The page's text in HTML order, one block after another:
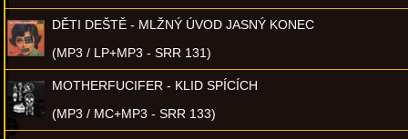
DĚTI DEŠTĚ - MLŽNÝ ÚVOD JASNÝ KONEC
(MP3 / LP+MP3 - SRR 131)
MOTHERFUCIFER - KLID SPÍCÍCH
(MP3 / MC+MP3 - SRR 133)